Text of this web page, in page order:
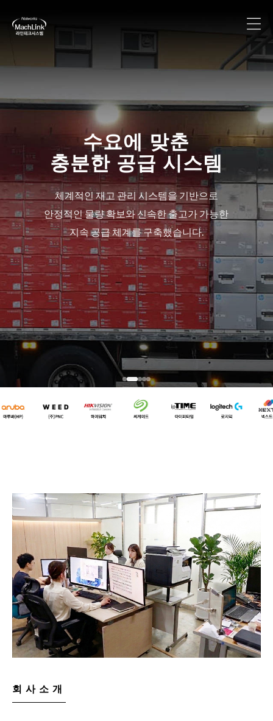
수요에 맞춘
충분한 공급 시스템
체계적인 재고 관리 시스템을 기반으로
안정적인 물량 확보와 신속한 출고가 가능한
지속 공급 체계를 구축했습니다.
회사소개